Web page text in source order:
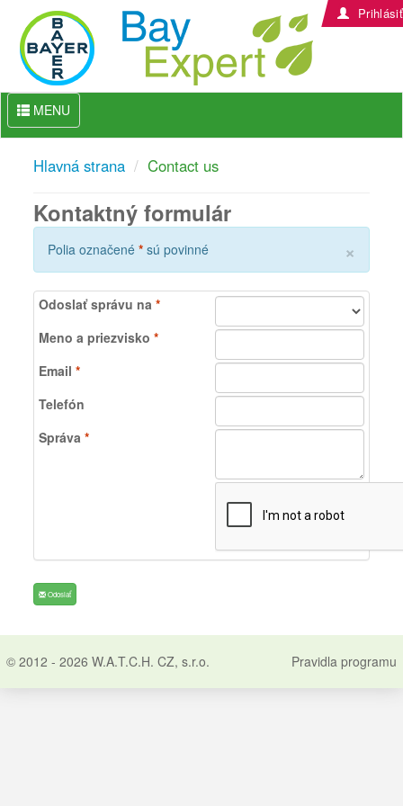
Prihlásiť
MENU
Hlavná strana Contact us
Kontaktný formulár
×
Polia označené* sú povinné
Odoslať správu na *
Meno a priezvisko *
Email *
Telefón
Správa *
Odoslať
Pravidla programu
© 2012 - 2026W.A.T.C.H. CZ, s.r.o.